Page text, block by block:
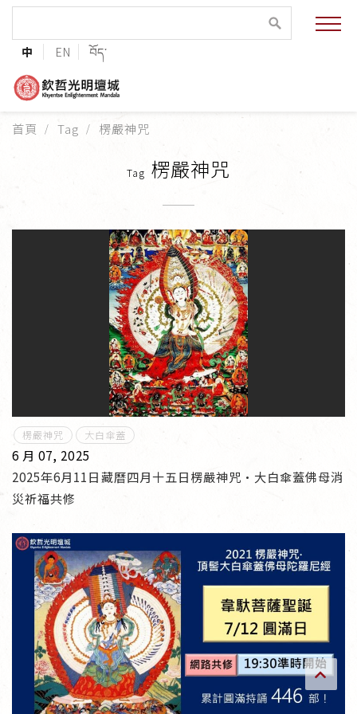
中 EN བོད་
緣起與願景
法王與上師的祝福
第三世巴麥欽哲仁波切
專書與譯著
*巴麥寺與麥青寺的聯合聲明
尊貴上師珍寶開示
巴麥欽哲珍寶開示
前行開示文集
媒體影音集
首頁 Tag 楞嚴神咒
Tag 楞嚴神咒
楞嚴神咒 大白傘蓋
6 月 07, 2025
2025年6月11日藏曆四月十五日楞嚴神咒·大白傘蓋佛母消
災祈福共修